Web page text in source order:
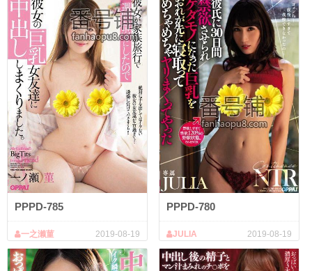
PPPD-785
2019-08-19
一之濑菫
PPPD-780
2019-08-19
JULIA